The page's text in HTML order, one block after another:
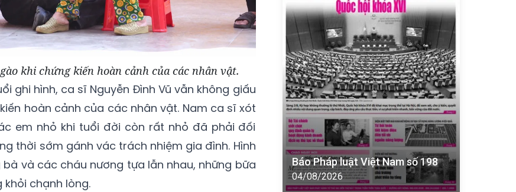
khi chứng kiến hoàn cảnh của các nhân vật.
ghi hình, ca sĩ Nguyễn Đình Vũ vẫn không giấu
hoàn cảnh của các nhân vật. Nam ca sĩ xót
em nhỏ khi tuổi đời còn rất nhỏ đã phải đối
thời sớm gánh vác trách nhiệm gia đình. Hình
và các cháu nương tựa lẫn nhau, những bữa
chạnh lòng.
Báo Pháp luật Việt Nam số 198
04/08/2026